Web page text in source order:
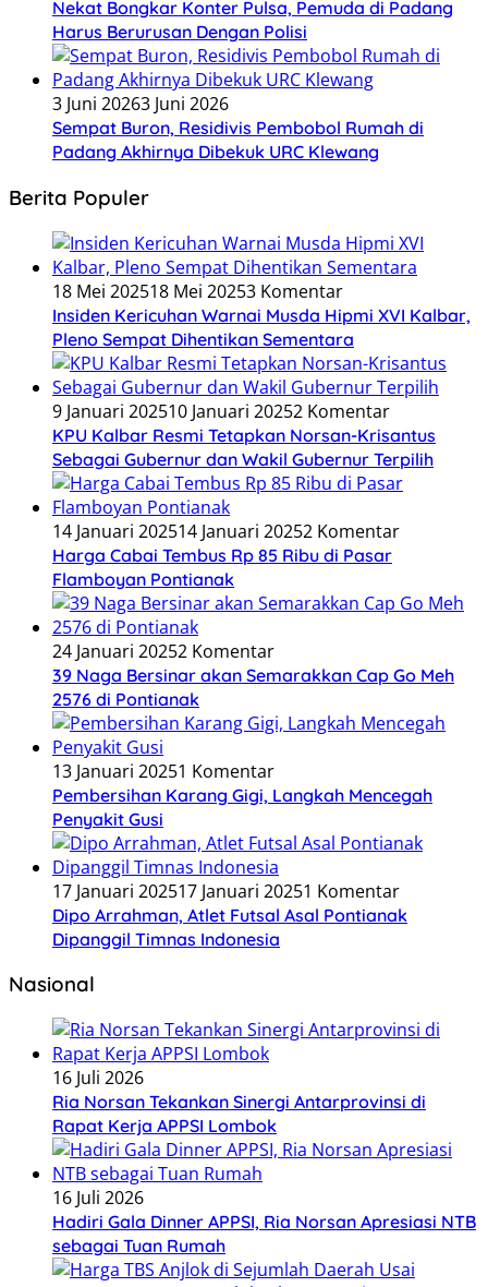
Nekat Bongkar Konter Pulsa, Pemuda di Padang
Harus Berurusan Dengan Polisi
3 Juni 20263 Juni 2026
Sempat Buron, Residivis Pembobol Rumah di
Padang Akhirnya Dibekuk URC Klewang
Berita Populer
18 Mei 202518 Mei 20253 Komentar
Insiden Kericuhan Warnai Musda Hipmi XVI Kalbar,
Pleno Sempat Dihentikan Sementara
9 Januari 202510 Januari 20252 Komentar
KPU Kalbar Resmi Tetapkan Norsan-Krisantus
Sebagai Gubernur dan Wakil Gubernur Terpilih
14 Januari 202514 Januari 20252 Komentar
Harga Cabai Tembus Rp 85 Ribu di Pasar
Flamboyan Pontianak
24 Januari 20252 Komentar
39 Naga Bersinar akan Semarakkan Cap Go Meh
2576 di Pontianak
13 Januari 20251 Komentar
Pembersihan Karang Gigi, Langkah Mencegah
Penyakit Gusi
17 Januari 202517 Januari 20251 Komentar
Dipo Arrahman, Atlet Futsal Asal Pontianak
Dipanggil Timnas Indonesia
Nasional
16 Juli 2026
Ria Norsan Tekankan Sinergi Antarprovinsi di
Rapat Kerja APPSI Lombok
16 Juli 2026
Hadiri Gala Dinner APPSI, Ria Norsan Apresiasi NTB
sebagai Tuan Rumah